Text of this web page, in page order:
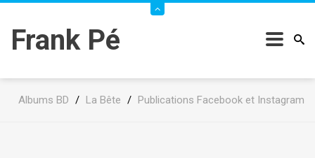
Frank Pé
Albums BD / La Bête / Publications Facebook et Instagram